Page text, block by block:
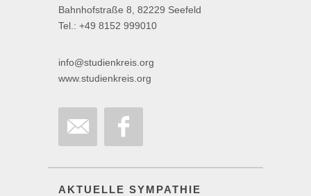
Bahnhofstraße 8, 82229 Seefeld
Tel.: +49 8152 999010
info@studienkreis.org
www.studienkreis.org
AKTUELLE SYMPATHIE